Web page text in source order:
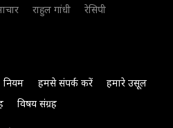
राहुल गांधी
रेसिपी
नियम हमसे संपर्क करें
हमारे उसूल
विषय संग्रह